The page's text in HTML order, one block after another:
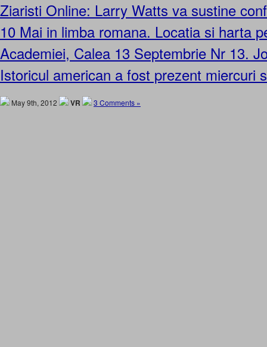
Ziaristi Online: Larry Watts va sustine
10 Mai in limba romana. Locatia si harta
Academiei, Calea 13 Septembrie Nr 13.
Istoricul american a fost prezent miercuri
May 9th, 2012 VR 3 Comments »